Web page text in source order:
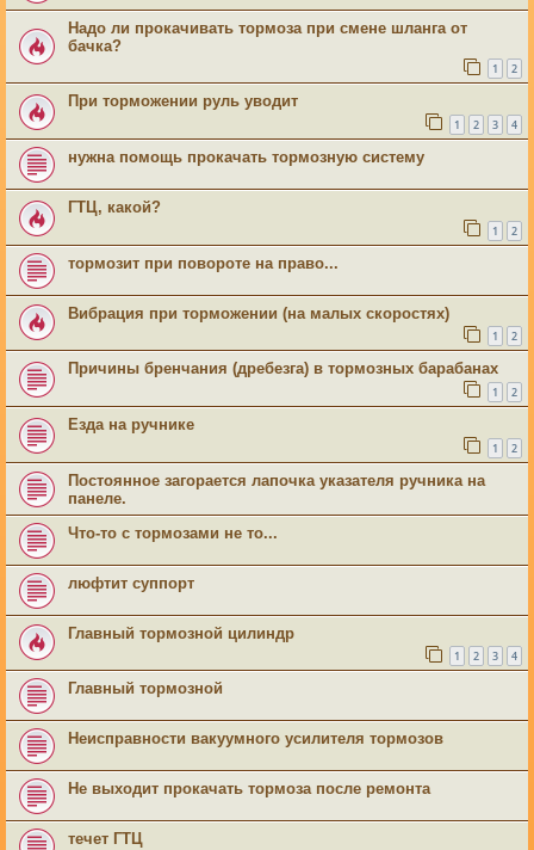
Надо ли прокачивать тормоза при смене шланга от
бачка?
1 2
При торможении руль уводит
1 2 3 4
нужна помощь прокачать тормозную систему
ГТЦ, какой?
1 2
тормозит при повороте на право...
Вибрация при торможении (на малых скоростях)
1 2
Причины бренчания (дребезга) в тормозных барабанах
1 2
Езда на ручнике
1 2
Постоянное загорается лапочка указателя ручника на
панеле.
Что-то с тормозами не то...
люфтит суппорт
Главный тормозной цилиндр
1 2 3 4
Главный тормозной
Неисправности вакуумного усилителя тормозов
Не выходит прокачать тормоза после ремонта
течет ГТЦ